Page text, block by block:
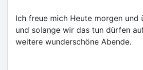
Ich freue mich Heute morgen und
und solange wir das tun dürfen
weitere wunderschöne Abende.